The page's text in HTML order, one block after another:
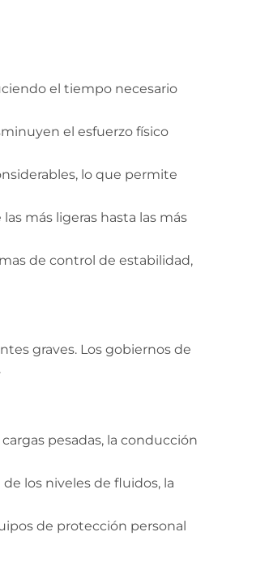
el tiempo necesario
el esfuerzo físico
lo que permite
más ligeras hasta las más
de control de estabilidad,
graves. Los gobiernos de
pesadas, la conducción
los niveles de fluidos, la
de protección personal